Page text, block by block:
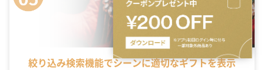
絞り込み検索機能でシーンに適切なギフトを表示